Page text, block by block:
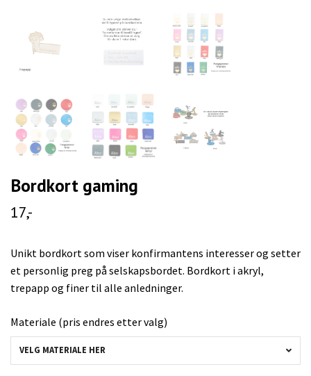
Bordkort gaming
17,-
Unikt bordkort som viser konfirmantens interesser og setter
et personlig preg på selskapsbordet. Bordkort i akryl,
trepapp og finer til alle anledninger.
Materiale (pris endres etter valg)
VELG MATERIALE HER